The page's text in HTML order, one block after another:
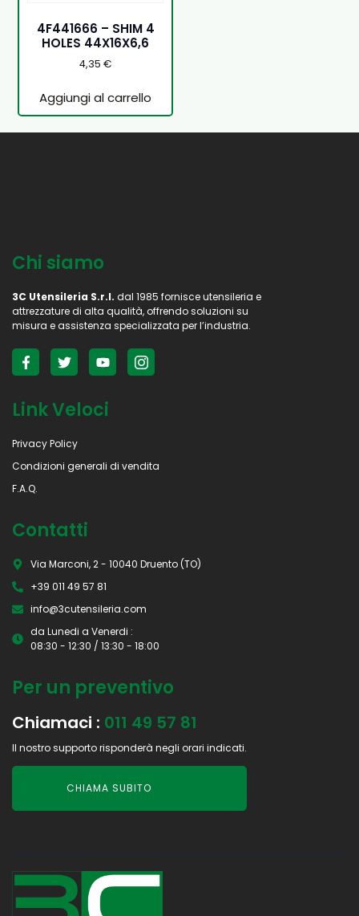
4F441666 – SHIM 4
HOLES 44X16X6,6
4,35€
Aggiungi al carrello
Chi siamo
3C Utensileria S.r.l. dal 1985 fornisce utensileria e
attrezzature di alta qualità, offrendo soluzioni su
misura e assistenza specializzata per l’industria.
Link Veloci
Privacy Policy
Condizioni generali di vendita
F.A.Q.
Contatti
Via Marconi, 2 - 10040 Druento (TO)
+39 011 49 57 81
info@3cutensileria.com
da Lunedi a Venerdi :
08:30 - 12:30 / 13:30 - 18:00
Per un preventivo
Chiamaci : 011 49 57 81
Il nostro supporto risponderà negli orari indicati.
CHIAMA SUBITO